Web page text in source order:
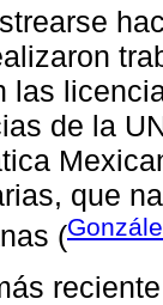
las
de la
que
(